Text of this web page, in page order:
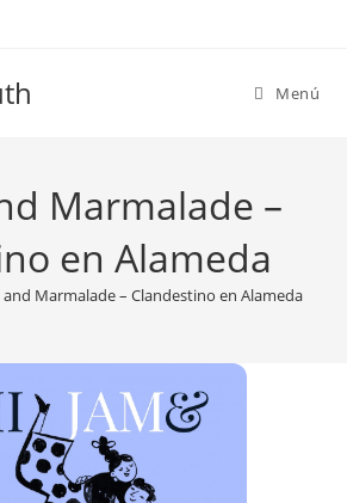
Menú
Marmalade –
en Alameda
and Marmalade – Clandestino en Alameda